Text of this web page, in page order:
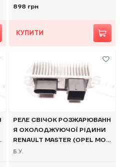
898 грн
КУПИТИ
РЕЛЕ СВІЧОК РОЗЖАРЮВАНН
Я ОХОЛОДЖУЮЧОЇ РІДИНИ
RENAULT MASTER (OPEL MOV
ANO, NISSAN NV400) 2010 -,
Б.У.